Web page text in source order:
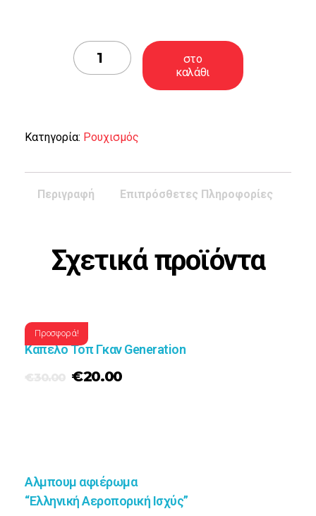
T-
shirt
στο
καλάθι
Κατηγορία: Ρουχισμός
Περιγραφή Επιπρόσθετες Πληροφορίες
Σχετικά προϊόντα
Προσφορά!
Καπέλο Τοπ Γκαν Generation
€30.00 €20.00
Αλμπουμ αφιέρωμα
“Ελληνική Αεροπορική Ισχύς”